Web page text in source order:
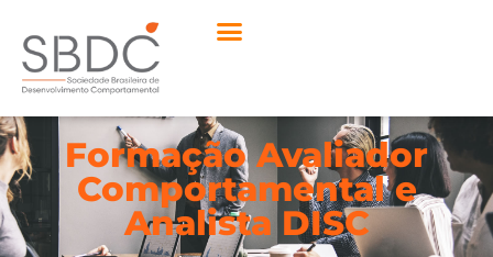
Formação Avaliador
Comportamental e
Analista DISC